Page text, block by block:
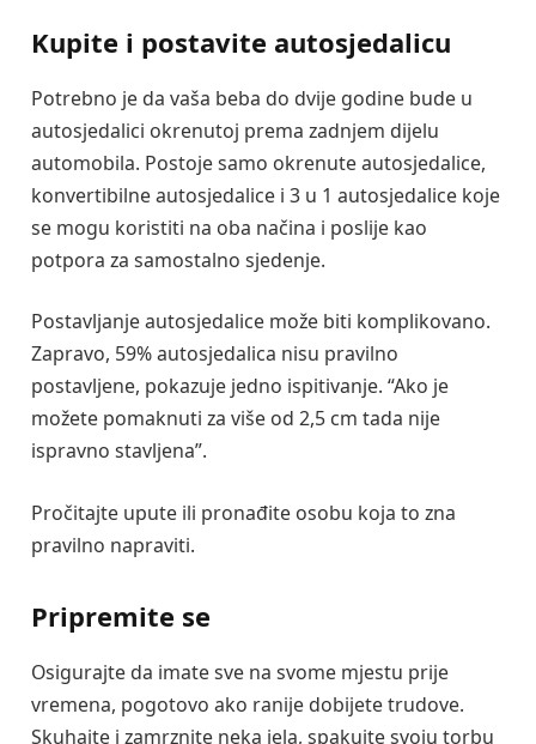
Kupite i postavite autosjedalicu
Potrebno je da vaša beba do dvije godine bude u
autosjedalici okrenutoj prema zadnjem dijelu
automobila. Postoje samo okrenute autosjedalice,
konvertibilne autosjedalice i 3 u 1 autosjedalice koje
se mogu koristiti na oba načina i poslije kao
potpora za samostalno sjedenje.
Postavljanje autosjedalice može biti komplikovano.
Zapravo, 59% autosjedalica nisu pravilno
postavljene, pokazuje jedno ispitivanje. “Ako je
možete pomaknuti za više od 2,5 cm tada nije
ispravno stavljena”.
Pročitajte upute ili pronađite osobu koja to zna
pravilno napraviti.
Pripremite se
Osigurajte da imate sve na svome mjestu prije
vremena, pogotovo ako ranije dobijete trudove.
Skuhajte i zamrznite neka jela, spakujte svoju torbu